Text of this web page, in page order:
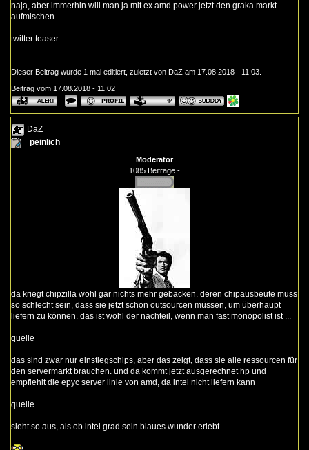
naja, aber immerhin will man ja mit ex amd power jetzt den graka markt
aufmischen ...
twitter teaser
Dieser Beitrag wurde 1 mal editiert, zuletzt von DaZ am 17.08.2018 - 11:03.
Beitrag vom 17.08.2018 - 11:02
DaZ
peinlich
Moderator
1085 Beiträge -
da kriegt chipzilla wohl gar nichts mehr gebacken. deren chipausbeute muss
so schlecht sein, dass sie jetzt schon outsourcen müssen, um überhaupt
liefern zu können. das ist wohl der nachteil, wenn man fast monopolist ist ...
quelle
das sind zwar nur einstiegschips, aber das zeigt, dass sie alle ressourcen für
den servermarkt brauchen. und da kommt jetzt ausgerechnet hp und
empfiehlt die epyc server linie von amd, da intel nicht liefern kann
quelle
sieht so aus, als ob intel grad sein blaues wunder erlebt.